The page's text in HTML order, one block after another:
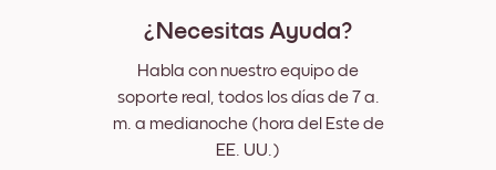
¿Necesitas Ayuda?
Habla con nuestro equipo de
soporte real, todos los días de 7 a.
m. a medianoche (hora del Este de
EE. UU.)